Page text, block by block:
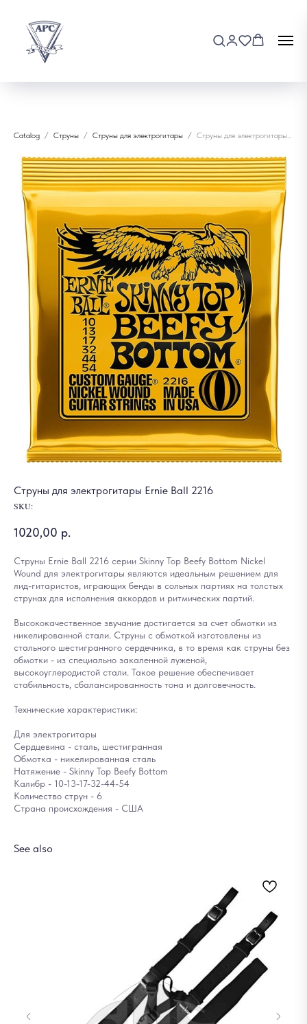
Catalog Струны Струны для электрогитары Струны для электрогитары Ernie Ball 2216
Струны для электрогитары Ernie Ball 2216
SKU:
1020,00 р.
Струны Ernie Ball 2216 серии Skinny Top Beefy Bottom Nickel
Wound для электрогитары являются идеальным решением для
лид-гитаристов, играющих бенды в сольных партиях на толстых
струнах для исполнения аккордов и ритмических партий.
Высококачественное звучание достигается за счет обмотки из
никелированной стали. Струны с обмоткой изготовлены из
стального шестигранного сердечника, в то время как струны без
обмотки - из специально закаленной луженой,
высокоуглеродистой стали. Такое решение обеспечивает
стабильность, сбалансированность тона и долговечность.
Технические характеристики:
Для электрогитары
Сердцевина - сталь, шестигранная
Обмотка - никелированная сталь
Натяжение - Skinny Top Beefy Bottom
Калибр - 10-13-17-32-44-54
Количество струн - 6
Страна происхождения - США
See also